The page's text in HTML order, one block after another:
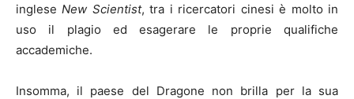
ingleseNew Scientist, tra i ricercatori cinesi è molto in
uso il plagio ed esagerare le proprie qualifiche
accademiche.
Insomma, il paese del Dragone non brilla per la sua